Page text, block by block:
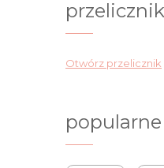
Otwórz przelicznik